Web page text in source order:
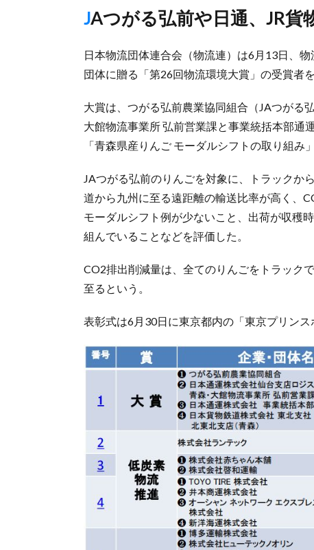
JAつがる弘前や日通、JR
日本物流団体連合会（物流連）は6月13日、
団体に贈る「第26回物流環境大賞」の受賞者を
大賞は、つがる弘前農業協同組合（JAつがる
大館物流事業所 弘前営業課と事業統括本部通
「青森県産りんご モーダルシフトの取り組み
JAつがる弘前のりんごを対象に、トラックか
道から九州に至る遠距離の輸送比率が高く、
モーダルシフト例が少ないこと、出荷が収穫
組んでいることなどを評価した。
CO2排出削減量は、全てのりんごをトラック
至るという。
表彰式は6月30日に東京都内の「東京プリン